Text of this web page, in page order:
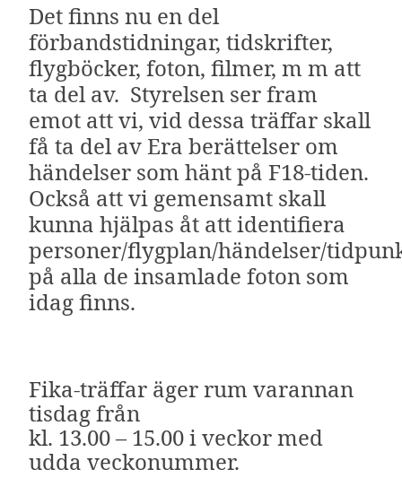
Det finns nu en del
förbandstidningar, tidskrifter,
flygböcker, foton, filmer, m m att
ta del av. Styrelsen ser fram
emot att vi, vid dessa träffar skall
få ta del av Era berättelser om
händelser som hänt på F18-tiden.
Också att vi gemensamt skall
kunna hjälpas åt att identifiera
personer/flygplan/händelser/
på alla de insamlade foton som
idag finns.
Fika-träffar äger rum varannan
tisdag från
kl. 13.00 – 15.00 i veckor med
udda veckonummer.